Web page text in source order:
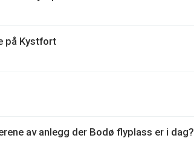
på Kystfort
av anlegg der Bodø flyplass er i dag?